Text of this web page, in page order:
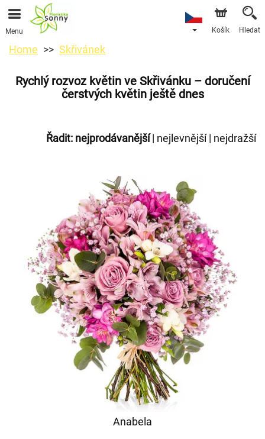
Menu Košík Hledat
Home Skřivánek
Rychlý rozvoz květin ve Skřivánku – doručení
čerstvých květin ještě dnes
Řadit: nejprodávanější| nejlevnější| nejdražší
Anabela